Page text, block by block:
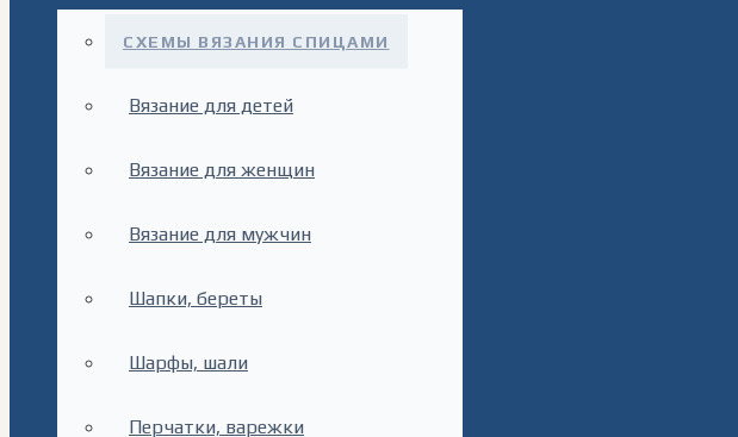
СХЕМЫ ВЯЗАНИЯ СПИЦАМИ
Вязание для детей
Вязание для женщин
Вязание для мужчин
Шапки, береты
Шарфы, шали
Перчатки, варежки